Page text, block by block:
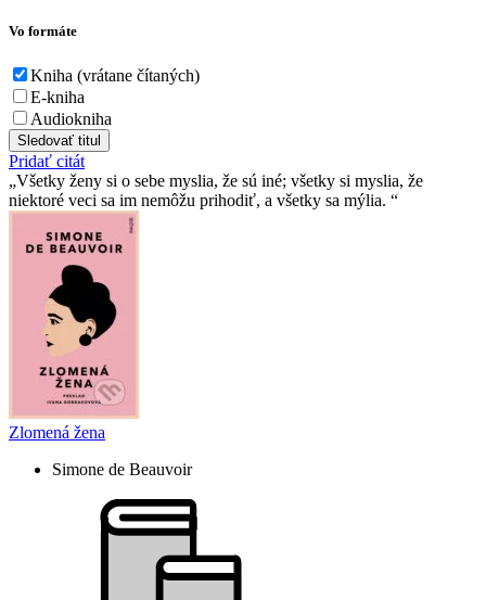
Vo formáte
Kniha (vrátane čítaných)
E-kniha
Audiokniha
Sledovať titul
Pridať citát
Všetky ženy si o sebe myslia, že sú iné; všetky si myslia, že
niektoré veci sa im nemôžu prihodiť, a všetky sa mýlia.
Zlomená žena
Simone de Beauvoir